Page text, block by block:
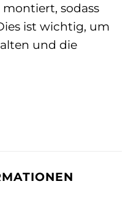
sodass
ist wichtig, um
und die